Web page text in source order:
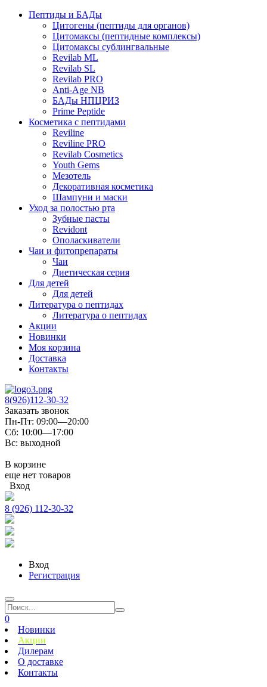
Пептиды и БАДы
Цитогены (пептиды для органов)
Цитомаксы (пептидные комплексы)
Цитомаксы сублингвальные
Revilab ML
Revilab SL
Revilab PRO
Anti-Age NB
БАДы НПЦРИЗ
Prime Peptide
Косметика с пептидами
Reviline
Reviline PRO
Revilab Cosmetics
Youth Gems
Мезотель
Декоративная косметика
Шампуни и маски
Уход за полостью рта
Зубные пасты
Revidont
Ополаскиватели
Чаи и фитопрепараты
Чаи
Диетическая серия
Для детей
Для детей
Литература о пептидах
Литература о пептидах
Акции
Новинки
Моя корзина
Доставка
Контакты
8(926)112-30-32
Заказать звонок
Пн-Пт: 09:00—20:00
Сб: 10:00—17:00
Вс: выходной
В корзине
еще нет товаров
Вход
8 (926) 112-30-32
Вход
Регистрация
0
Новинки
Акции
Дилерам
О доставке
Контакты